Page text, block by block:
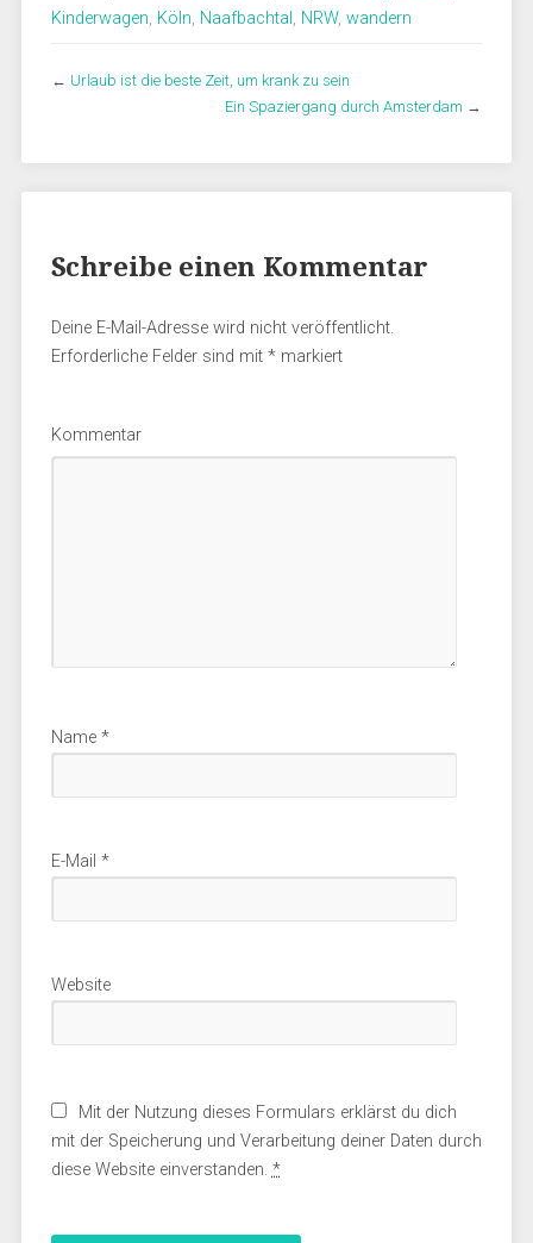
Kinderwagen, Köln, Naafbachtal , NRW, wandern
← Urlaub ist die beste Zeit, um krank zu sein
Ein Spaziergang durch Amsterdam →
Schreibe einen Kommentar
Deine E-Mail-Adresse wird nicht veröffentlicht.
Erforderliche Felder sind mit *markiert
Kommentar
Name *
E-Mail *
Website
Mit der Nutzung dieses Formulars erklärst du dich
mit der Speicherung und Verarbeitung deiner Daten durch
diese Website einverstanden. *